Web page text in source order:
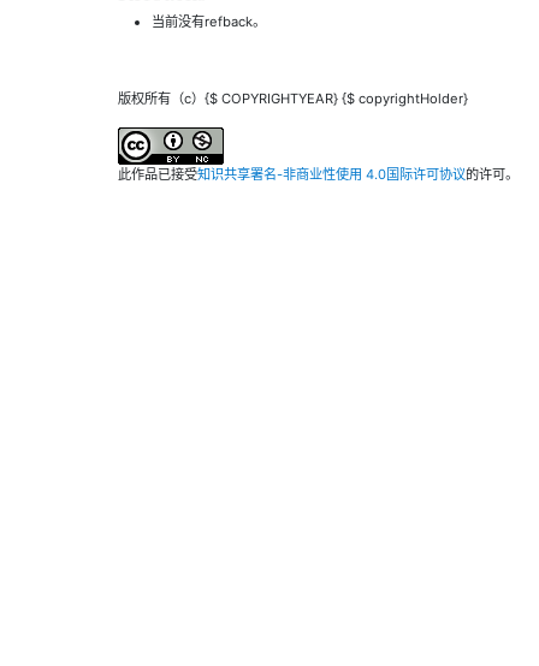
当前没有refback。
版权所有（c）{$ COPYRIGHTYEAR} {$ copyrightHolder}
此作品已接受知识共享署名-非商业性使用 4.0国际许可协议的许可。